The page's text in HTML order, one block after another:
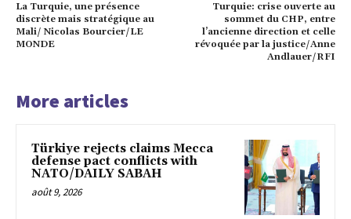
La Turquie, une présence
discrète mais stratégique au
Mali/ Nicolas Bourcier/LE
MONDE
Turquie: crise ouverte au
sommet du CHP, entre
l’ancienne direction et celle
révoquée par la justice/Anne
Andlauer/RFI
More articles
Türkiye rejects claims Mecca
defense pact conflicts with
NATO/DAILY SABAH
août 9, 2026